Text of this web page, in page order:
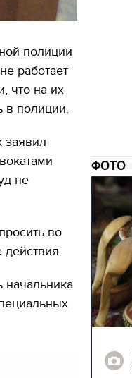
полиции
работает
что на их
в полиции.
заявил
не
во
действия.
начальника
ФОТО